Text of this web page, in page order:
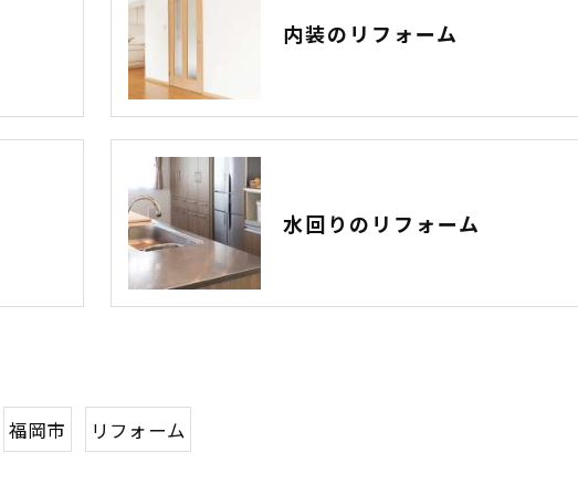
内装のリフォーム
水回りのリフォーム
福岡市 リフォーム